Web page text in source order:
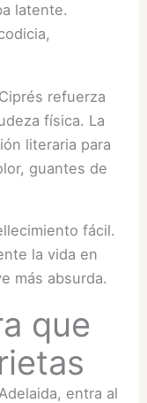
latente.
refuerza
física. La
literaria para
guantes de
fácil.
la vida en
más absurda.
que
entra al